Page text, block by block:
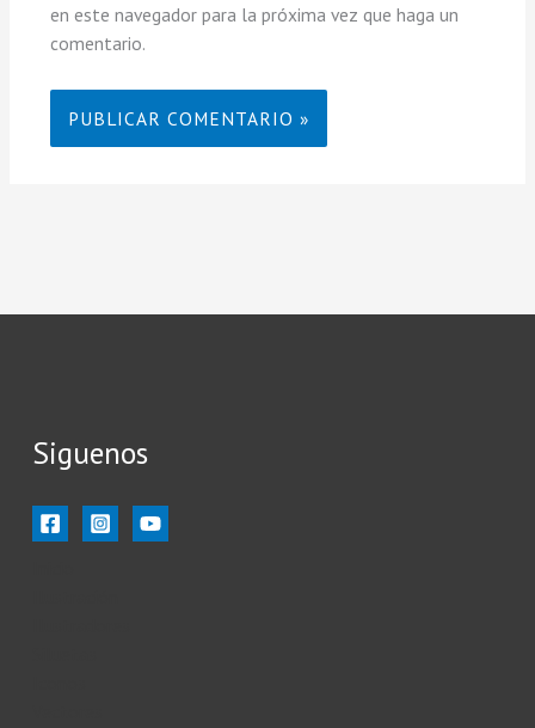
en este navegador para la próxima vez que haga un
comentario.
Siguenos